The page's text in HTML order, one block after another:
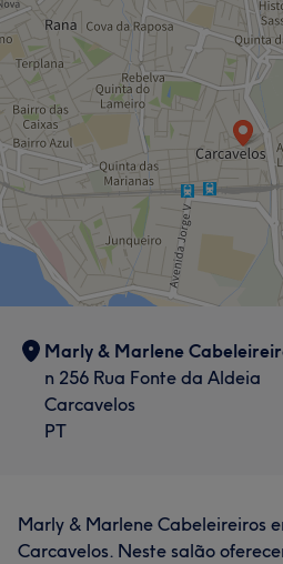
Marly & Marlene
n 256 Rua Fonte da Aldeia
Carcavelos
PT
Marly & Marlene Cabeleireiros
Carcavelos. Neste salão